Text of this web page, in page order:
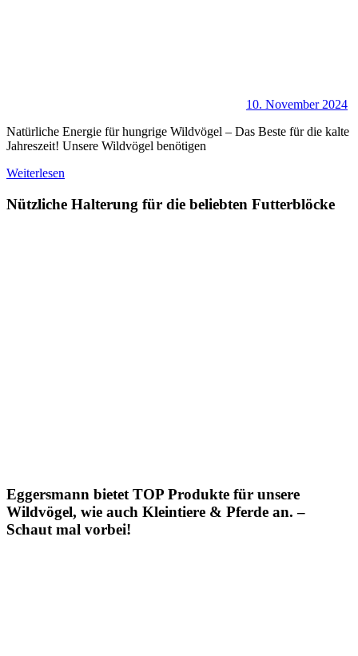
10. November 2024
Natürliche Energie für hungrige Wildvögel – Das Beste für die kalte
Jahreszeit! Unsere Wildvögel benötigen
Weiterlesen
Nützliche Halterung für die beliebten Futterblöcke
Eggersmann bietet TOP Produkte für unsere
Wildvögel, wie auch Kleintiere & Pferde an. –
Schaut mal vorbei!